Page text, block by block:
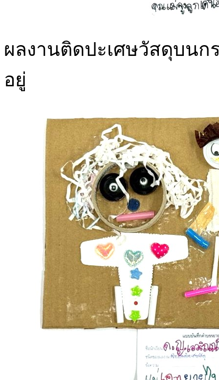
ผลงานติดปะเศษวัสดุบน
อยู่